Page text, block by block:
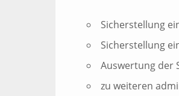
Sicherstellung
Sicherstellung
Auswertung der
zu weiteren